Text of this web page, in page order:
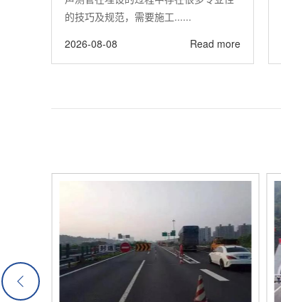
的技巧及规范，需要施工......
2026-08-08
Read more